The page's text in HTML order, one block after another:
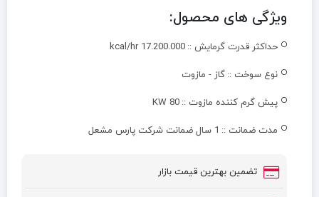
ویژگی های محصول:
حداکثر قدرت گرمایش :: kcal/hr 17.200.000
نوع سوخت :: گاز - مازوت
پیش گرم کننده مازوت :: KW 80
مدت ضمانت :: 1 سال ضمانت شرکت پارس مشعل
تضمین بهترین قیمت بازار